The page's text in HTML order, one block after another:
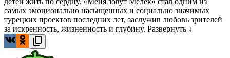
самых эмоционально насыщенных и социально значимых
турецких проектов последних лет, заслужив любовь зрителей
за искренность, жизненность и глубину. Развернуть ↓